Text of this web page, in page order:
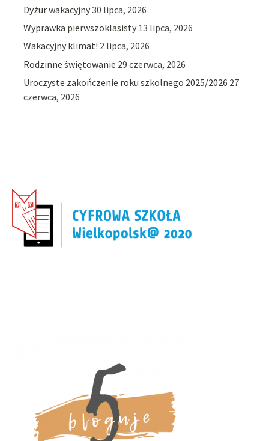
Dyżur wakacyjny30 lipca, 2026
Wyprawka pierwszoklasisty 13 lipca, 2026
Wakacyjny klimat! 2 lipca, 2026
Rodzinne świętowanie 29 czerwca, 2026
Uroczyste zakończenie roku szkolnego 2025/2026 27
czerwca, 2026